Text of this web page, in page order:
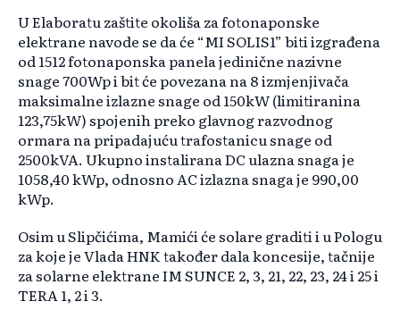
U Elaboratu zaštite okoliša za fotonaponske
elektrane navode se da će “MI SOLIS1” biti izgrađena
od 1512 fotonaponska panela jedinične nazivne
snage 700Wp i bit će povezana na 8 izmjenjivača
maksimalne izlazne snage od 150kW (limitiranina
123,75kW) spojenih preko glavnog razvodnog
ormara na pripadajuću trafostanicu snage od
2500kVA. Ukupno instalirana DC ulazna snaga je
1058,40 kWp, odnosno AC izlazna snaga je 990,00
kWp.
Osim u Slipčićima, Mamići će solare graditi i u Pologu
za koje je Vlada HNK također dala koncesije, tačnije
za solarne elektrane IM SUNCE 2, 3, 21, 22, 23, 24 i 25 i
TERA 1, 2 i 3.